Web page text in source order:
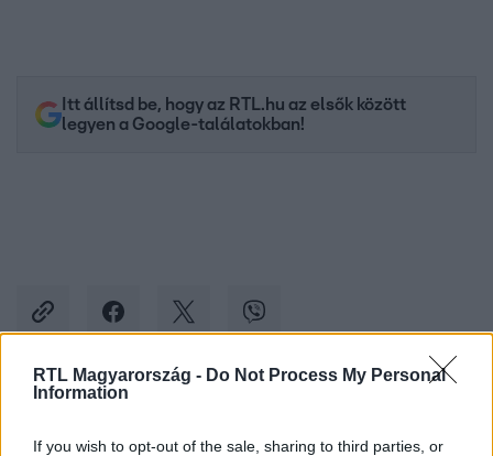
RTL Magyarország - Do Not Process My Personal
Information
If you wish to opt-out of the sale, sharing to third parties, or
Itt állítsd be, hogy az RTL.hu az elsők között
legyen a Google-találatokban!
Facebookon is!